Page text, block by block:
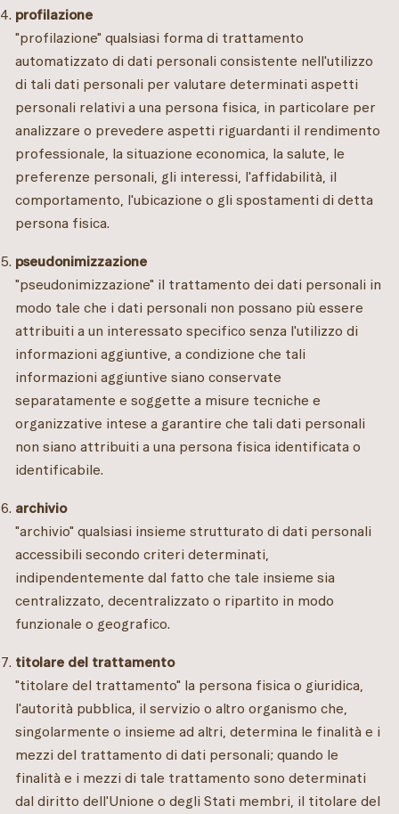
profilazione
"profilazione" qualsiasi forma di trattamento
automatizzato di dati personali consistente nell'utilizzo
di tali dati personali per valutare determinati aspetti
personali relativi a una persona fisica, in particolare per
analizzare o prevedere aspetti riguardanti il rendimento
professionale, la situazione economica, la salute, le
preferenze personali, gli interessi, l'affidabilità, il
comportamento, l'ubicazione o gli spostamenti di detta
persona fisica.
pseudonimizzazione
"pseudonimizzazione" il trattamento dei dati personali in
modo tale che i dati personali non possano più essere
attribuiti a un interessato specifico senza l'utilizzo di
informazioni aggiuntive, a condizione che tali
informazioni aggiuntive siano conservate
separatamente e soggette a misure tecniche e
organizzative intese a garantire che tali dati personali
non siano attribuiti a una persona fisica identificata o
identificabile.
archivio
"archivio" qualsiasi insieme strutturato di dati personali
accessibili secondo criteri determinati,
indipendentemente dal fatto che tale insieme sia
centralizzato, decentralizzato o ripartito in modo
funzionale o geografico.
titolare del trattamento
"titolare del trattamento" la persona fisica o giuridica,
l'autorità pubblica, il servizio o altro organismo che,
singolarmente o insieme ad altri, determina le finalità e i
mezzi del trattamento di dati personali; quando le
finalità e i mezzi di tale trattamento sono determinati
dal diritto dell'Unione o degli Stati membri, il titolare del